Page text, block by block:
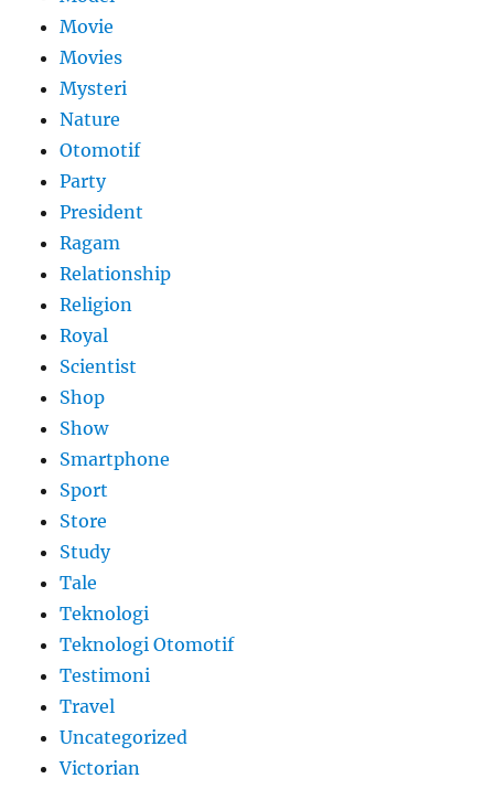
Movie
Movies
Mysteri
Nature
Otomotif
Party
President
Ragam
Relationship
Religion
Royal
Scientist
Shop
Show
Smartphone
Sport
Store
Study
Tale
Teknologi
Teknologi Otomotif
Testimoni
Travel
Uncategorized
Victorian